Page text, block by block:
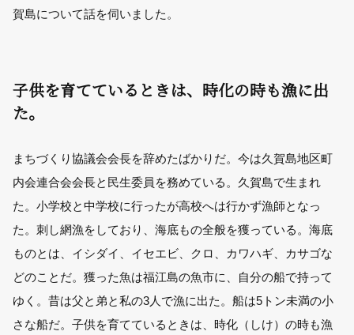
賀島について話を伺いました。
子供を育てているときは、時化の時も漁に出
た。
まちづくり協議会会長を辞めたばかりだ。今は久賀島地区町
内会連合会会長と民生委員を務めている。久賀島で生まれ
た。小学校と中学校に行ったが高校へは行かず漁師となっ
た。刺し網漁をしており、海底もの全般を獲っている。海底
ものとは、イシダイ、イセエビ、クロ、カワハギ、カサゴな
どのことだ。獲った魚は福江島の魚市に、自分の船で持って
ゆく。昔は父と弟と私の3人で漁に出た。船は5トン未満の小
さな船だ。子供を育てているときは、時化（しけ）の時も漁